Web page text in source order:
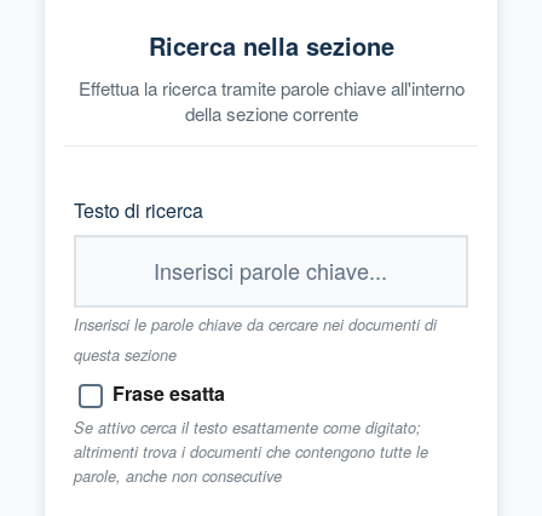
Ricerca nella sezione
Effettua la ricerca tramite parole chiave all'interno
della sezione corrente
Testo di ricerca
Inserisci le parole chiave da cercare nei documenti di
questa sezione
Frase esatta
Se attivo cerca il testo esattamente come digitato;
altrimenti trova i documenti che contengono tutte le
parole, anche non consecutive